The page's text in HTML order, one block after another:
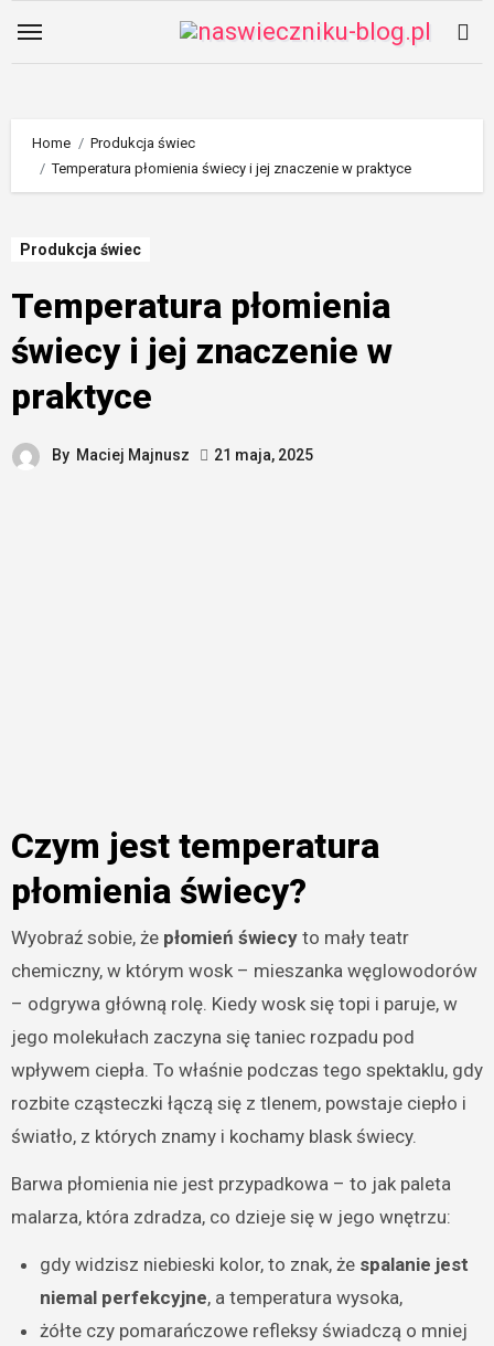
Home
Produkcja świec
Temperatura płomienia świecy i jej znaczenie w praktyce
Produkcja świec
Temperatura płomienia
świecy i jej znaczenie w
praktyce
By Maciej Majnusz 21 maja, 2025
Czym jest temperatura
płomienia świecy?
Wyobraź sobie, że płomień świecyto mały teatr
chemiczny, w którym wosk – mieszanka węglowodorów
– odgrywa główną rolę. Kiedy wosk się topi i paruje, w
jego molekułach zaczyna się taniec rozpadu pod
wpływem ciepła. To właśnie podczas tego spektaklu, gdy
rozbite cząsteczki łączą się z tlenem, powstaje ciepło i
światło, z których znamy i kochamy blask świecy.
Barwa płomienia nie jest przypadkowa – to jak paleta
malarza, która zdradza, co dzieje się w jego wnętrzu:
gdy widzisz niebieski kolor, to znak, że spalanie jest
niemal perfekcyjne, a temperatura wysoka,
żółte czy pomarańczowe refleksy świadczą o mniej